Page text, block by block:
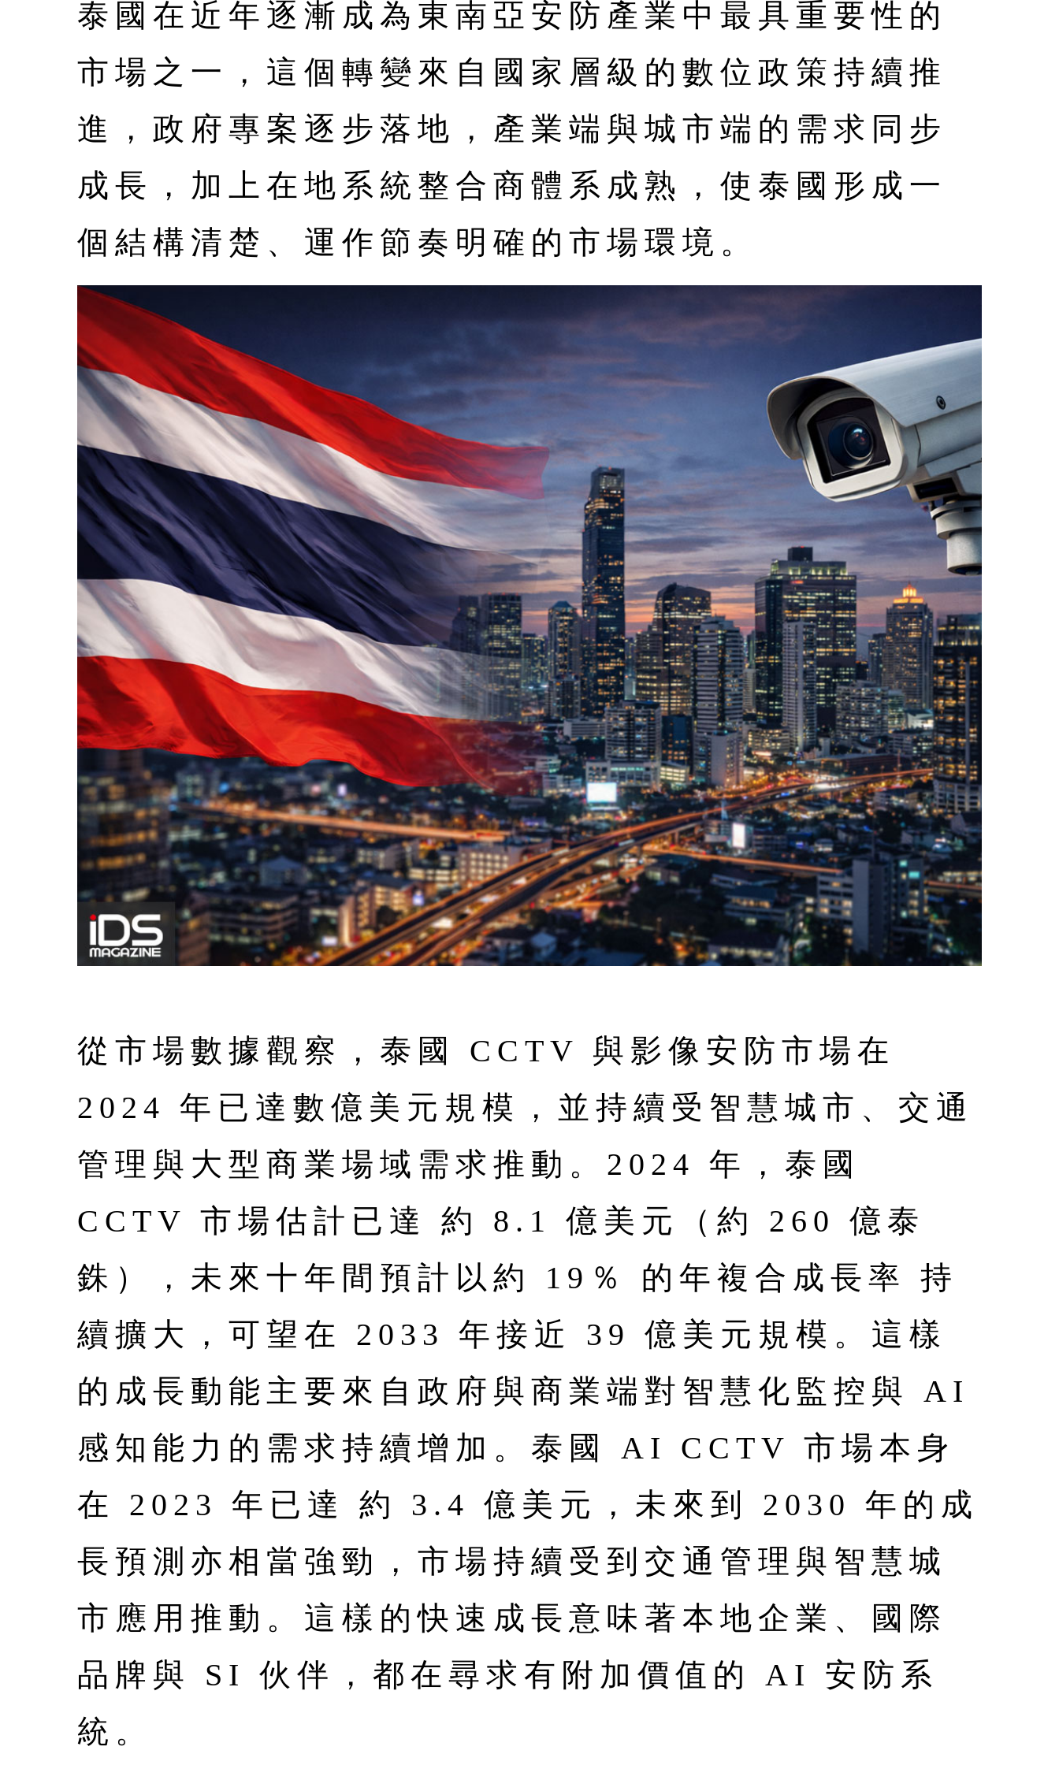
泰國在近年逐漸成為東南亞安防產業中最具重要性的
市場之一，這個轉變來自國家層級的數位政策持續推
進，政府專案逐步落地，產業端與城市端的需求同步
成長，加上在地系統整合商體系成熟，使泰國形成一
個結構清楚、運作節奏明確的市場環境。
從市場數據觀察，泰國 CCTV 與影像安防市場在
2024 年已達數億美元規模，並持續受智慧城市、交通
管理與大型商業場域需求推動。2024 年，泰國
CCTV 市場估計已達 約 8.1 億美元（約 260 億泰
銖），未來十年間預計以約 19％ 的年複合成長率 持
續擴大，可望在 2033 年接近 39 億美元規模。這樣
的成長動能主要來自政府與商業端對智慧化監控與 AI
感知能力的需求持續增加。泰國 AI CCTV 市場本身
在 2023 年已達 約 3.4 億美元，未來到 2030 年的成
長預測亦相當強勁，市場持續受到交通管理與智慧城
市應用推動。這樣的快速成長意味著本地企業、國際
品牌與 SI 伙伴，都在尋求有附加價值的 AI 安防系
統。